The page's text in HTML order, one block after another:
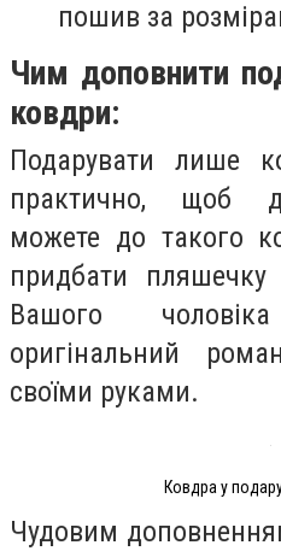
пошив за
Чим доповнити
ковдри:
Подарувати лише
практично, щоб
можете до такого
придбати
Вашого
оригінальний
своїми руками.
Ковдра у
Чудовим